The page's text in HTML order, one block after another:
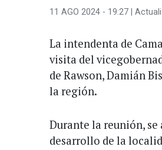
11 AGO 2024 - 19:27 |
La intendenta de
visita del
de Rawson, Damián
la región.
Durante la reunión,
desarrollo de la